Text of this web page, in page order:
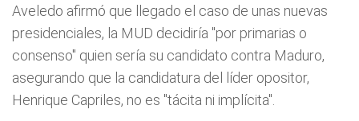
Aveledo afirmó que llegado el caso de unas nuevas
presidenciales, la MUD decidiría "por primarias o
consenso" quien sería su candidato contra Maduro,
asegurando que la candidatura del líder opositor,
Henrique Capriles, no es "tácita ni implícita".